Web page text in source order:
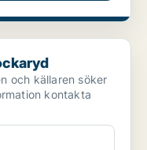
och källaren söker
kontakta